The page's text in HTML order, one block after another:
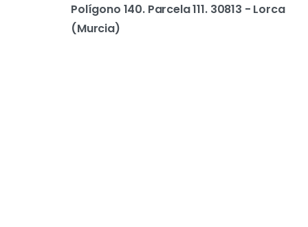
Polígono 140. Parcela 111. 30813 - Lorca
(Murcia)